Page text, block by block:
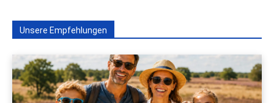
Unsere Empfehlungen